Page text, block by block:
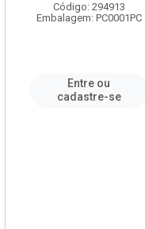
Código: 294913
Embalagem: PC0001PC
Entre ou
cadastre-se